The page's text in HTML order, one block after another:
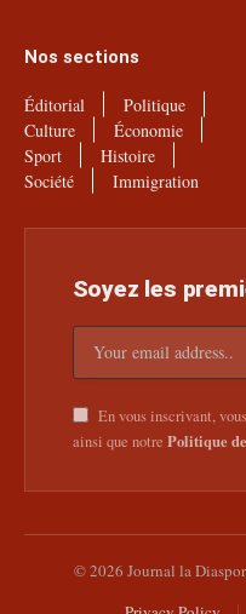
Nos sections
Éditorial
Politique
Culture
Économie
Sport
Histoire
Société
Immigration
Soyez les
En vous inscrivant,
ainsi que notre Politique
© 2026 Journal la